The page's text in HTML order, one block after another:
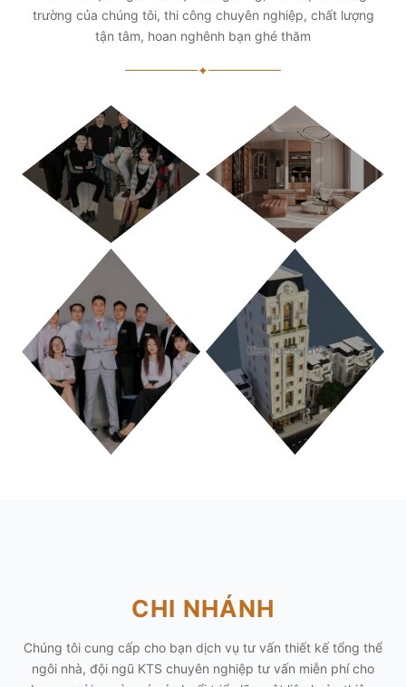
trường của chúng tôi, thi công chuyên nghiệp, chất lượng
tận tâm, hoan nghênh bạn ghé thăm
✦
TP. HỒ CHÍ MINH
CHI NHÁNH
Chúng tôi cung cấp cho bạn dịch vụ tư vấn thiết kế tổng thể
ngôi nhà, đội ngũ KTS chuyên nghiệp tư vấn miễn phí cho